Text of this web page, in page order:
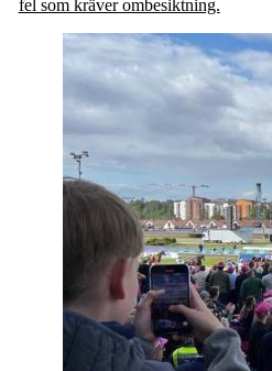
fel som kräver ombesiktning.